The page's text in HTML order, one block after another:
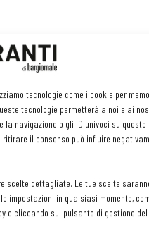
tecnologie come i cookie per
tecnologie permetterà a noi e ai
navigazione o gli ID univoci su questo
il consenso può influire
scelte dettagliate. Le tue scelte
impostazioni in qualsiasi momento,
o cliccando sul pulsante di gestione del
al bonus di 2.400
conoscere, perché
di maggior